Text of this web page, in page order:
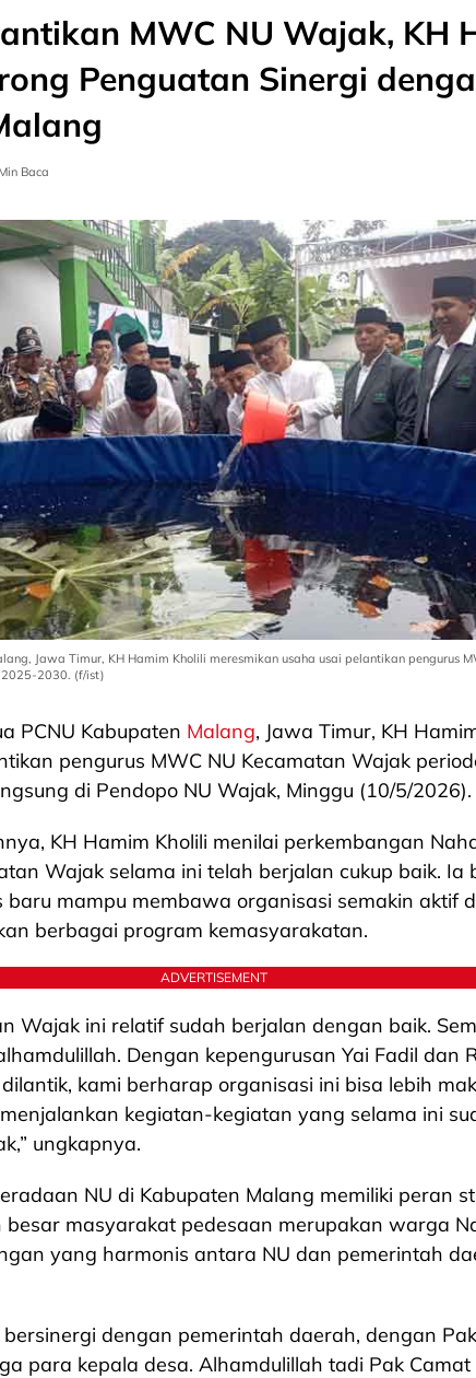
MWC NU Wajak, KH
Penguatan Sinergi
Baca
Jawa Timur, KH Hamim Kholili meresmikan usaha usai pelantikan pengurus
2025-2030. (f/ist)
PCNU Kabupaten Malang, Jawa Timur, KH
pengurus MWC NU Kecamatan Wajak
di Pendopo NU Wajak, Minggu (10/5/2026).
KH Hamim Kholili menilai perkembangan
Wajak selama ini telah berjalan cukup baik. Ia
baru mampu membawa organisasi semakin aktif
berbagai program kemasyarakatan.
ADVERTISEMENT
Wajak ini relatif sudah berjalan dengan baik.
Dengan kepengurusan Yai Fadil dan
kami berharap organisasi ini bisa lebih
kegiatan-kegiatan yang selama ini
ungkapnya.
NU di Kabupaten Malang memiliki peran
besar masyarakat pedesaan merupakan warga
yang harmonis antara NU dan pemerintah
bersinergi dengan pemerintah daerah, dengan
para kepala desa. Alhamdulillah tadi Pak Camat